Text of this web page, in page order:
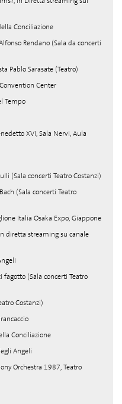
Conciliazione
Rendano (Sala da concerti
Pablo Sarasate (Teatro)
Center
Tempo
XVI, Sala Nervi, Aula
(Sala concerti Teatro Costanzi)
(Sala concerti Teatro
Italia Osaka Expo, Giappone
diretta streaming su canale
(Sala concerti Teatro
Costanzi)
Conciliazione
Angeli
Orchestra 1987, Teatro